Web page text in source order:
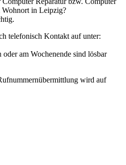
in Leipzig?
telefonisch Kontakt auf unter:
am Wochenende sind lösbar
wird auf